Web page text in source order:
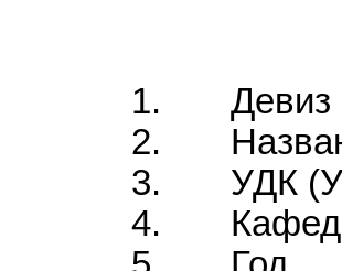
1.
Девиз
2.
3.
УДК
4.